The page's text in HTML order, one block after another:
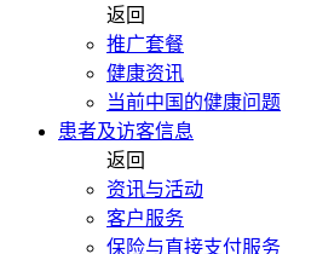
返回
推广套餐
健康资讯
当前中国的健康问题
患者及访客信息
返回
资讯与活动
客户服务
保险与直接支付服务